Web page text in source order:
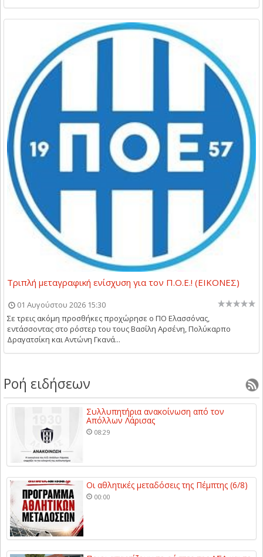
Τριπλή μεταγραφική ενίσχυση για τον Π.Ο.Ε.! (ΕΙΚΟΝΕΣ)
01 Αυγούστου 2026 15:30
Σε τρεις ακόμη προσθήκες προχώρησε ο ΠΟ Ελασσόνας,
εντάσσοντας στο ρόστερ του τους Βασίλη Αρσένη, Πολύκαρπο
Δραγατσίκη και Αντώνη Γκανά...
Ροή ειδήσεων
Συλλυπητήρια ανακοίνωση από τον
Απόλλων Λάρισας
08:29
Οι αθλητικές μεταδόσεις της Πέμπτης (6/8)
00:00